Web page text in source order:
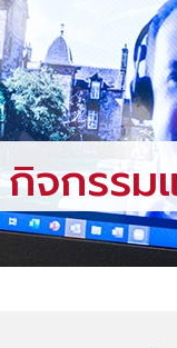
กรรม